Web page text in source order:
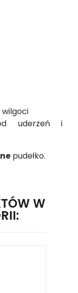
uderzeń i
pudełko.
W